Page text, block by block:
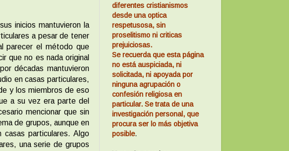
inicios mantuvieron la
a pesar de tener
parecer el método que
que no es nada original
décadas mantuvieron
en casas particulares,
y los miembros de eso
a su vez era parte del
mencionar que sin
de grupos, aunque en
casas particulares. Algo
una serie de grupos
diferentes cristianismos
desde una optica
respetusosa, sin
proselitismo ni criticas
prejuiciosas.
Se recuerda que esta página
no está auspiciada, ni
solicitada, ni apoyada por
ninguna agrupación o
confesión religiosa en
particular. Se trata de una
investigación personal, que
procura ser lo más objetiva
posible.